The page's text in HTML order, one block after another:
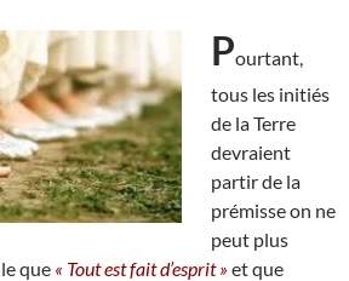
Pourtant,
tous les initiés
de la Terre
devraient
partir de la
prémisse on ne
peut plus
que « Tout est fait d’esprit » et que